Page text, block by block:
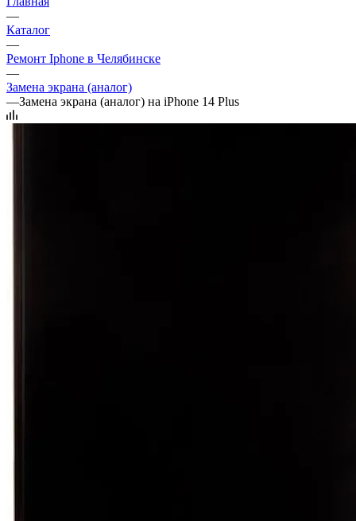
—
Каталог
—
Ремонт Iphone в Челябинске
—
Замена экрана (аналог)
—Замена экрана (аналог) на iPhone 14 Plus